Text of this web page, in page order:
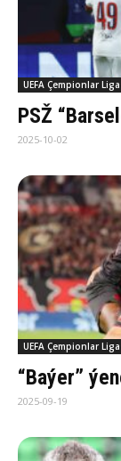
UEFA Çempionlar
PSŽ
2025-10-02
UEFA Çempionlar
“Baýer”
2025-09-19